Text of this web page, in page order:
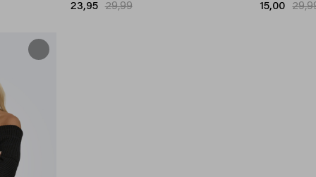
23,95 29,99 15,00